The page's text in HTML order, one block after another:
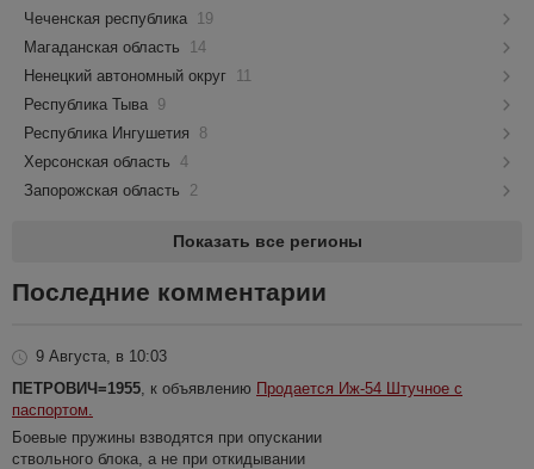
Чеченская республика 19
Магаданская область
14
Ненецкий автономный округ 11
Республика Тыва 9
Республика Ингушетия
8
Херсонская область 4
Запорожская область
2
Показать все регионы
Последние комментарии
9 Августа, в 10:03
ПЕТРОВИЧ=1955 , к объявлению Продается Иж-54 Штучное с
паспортом.
Боевые пружины взводятся при опускании
ствольного блока, а не при откидывании